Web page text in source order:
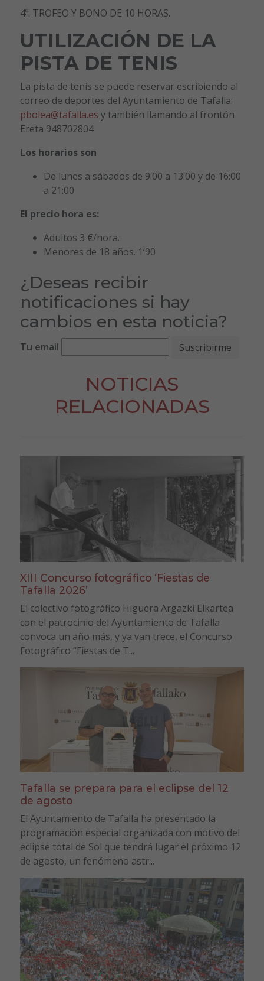
4º: TROFEO Y BONO DE 10 HORAS.
UTILIZACIÓN DE LA
PISTA DE TENIS
La pista de tenis se puede reservar escribiendo al
correo de deportes del Ayuntamiento de Tafalla:
pbolea@tafalla.es y también llamando al frontón
Ereta 948702804
Los horarios son
De lunes a sábados de 9:00 a 13:00 y de 16:00
a 21:00
El precio hora es:
Adultos 3 €/hora.
Menores de 18 años. 1’90
¿Deseas recibir
notificaciones si hay
cambios en esta noticia?
Tu email
NOTICIAS
RELACIONADAS
XIII Concurso fotográfico ‘Fiestas de
Tafalla 2026’
El colectivo fotográfico Higuera Argazki Elkartea
con el patrocinio del Ayuntamiento de Tafalla
convoca un año más, y ya van trece, el Concurso
Fotográfico “Fiestas de T...
Tafalla se prepara para el eclipse del 12
de agosto
El Ayuntamiento de Tafalla ha presentado la
programación especial organizada con motivo del
eclipse total de Sol que tendrá lugar el próximo 12
de agosto, un fenómeno astr...